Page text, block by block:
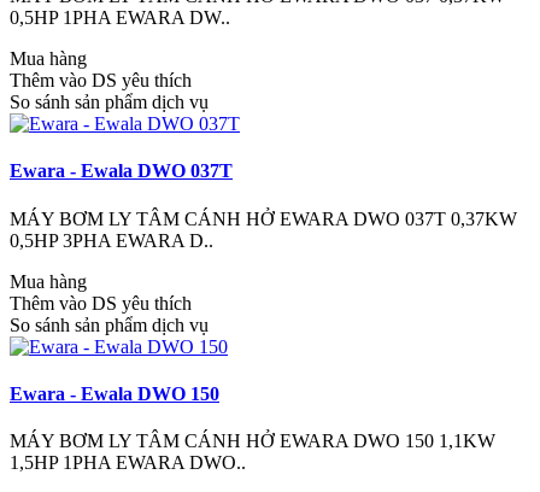
0,5HP 1PHA EWARA DW..
Mua hàng
Thêm vào DS yêu thích
So sánh sản phẩm dịch vụ
Ewara - Ewala DWO 037T
MÁY BƠM LY TÂM CÁNH HỞ EWARA DWO 037T 0,37KW
0,5HP 3PHA EWARA D..
Mua hàng
Thêm vào DS yêu thích
So sánh sản phẩm dịch vụ
Ewara - Ewala DWO 150
MÁY BƠM LY TÂM CÁNH HỞ EWARA DWO 150 1,1KW
1,5HP 1PHA EWARA DWO..